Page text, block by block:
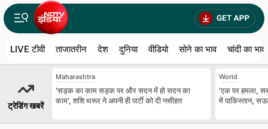
LIVE टीवी ताजातरीन देश दुनिया वीडियो सोने का भाव चांदी का भाव
ट्रेडिंग खबरें
Maharashtra
'सड़क का काम सड़क पर और सदन में हो सदन का
काम', शशि थरूर ने अपनी ही पार्टी को दी नसीहत
World
'एक पर हमला,
में पाकिस्तान,